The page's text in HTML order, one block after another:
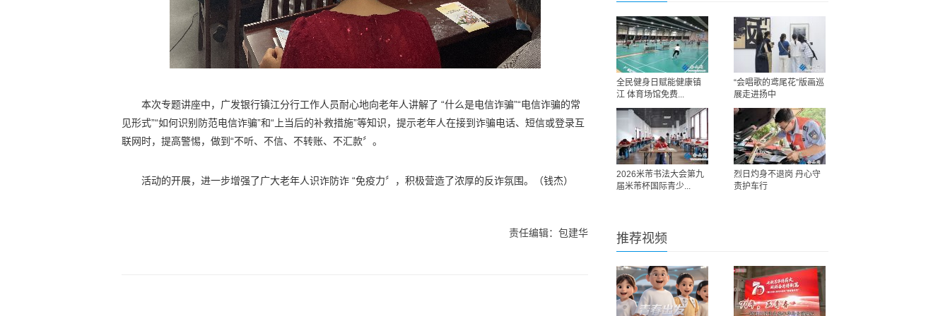
本次专题讲座中，广发银行镇江分行工作人员耐心地向老年人讲解了 “什么是电信诈骗”“电信诈骗的常
见形式”“如何识别防范电信诈骗”和“上当后的补救措施”等知识，提示老年人在接到诈骗电话、短信或登录互
联网时，提高警惕，做到“不听、不信、不转账、不汇款〞。
活动的开展，进一步增强了广大老年人识诈防诈 “免疫力〞，积极营造了浓厚的反诈氛围。（钱杰）
责任编辑：包建华
全民健身日赋能健康镇
江 体育场馆免费...
“会唱歌的鸢尾花”版画巡
展走进扬中
2026米芾书法大会第九
届米芾杯国际青少...
烈日灼身不退岗 丹心守
责护车行
推荐视频